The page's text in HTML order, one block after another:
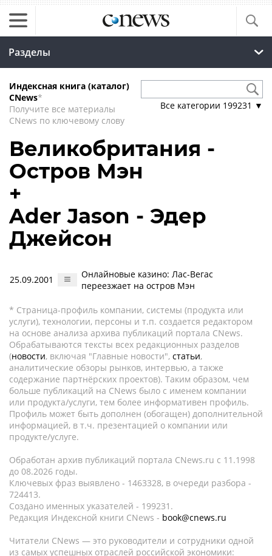
Разделы
Индексная книга (каталог)
CNews*
Получите все материалы
CNews по ключевому слову
Все категории 199231 ▼
Великобритания -
Остров Мэн
+
Ader Jason - Эдер
Джейсон
25.09.2001
Онлайновые казино: Лас-Вегас
переезжает на остров Мэн
* Страница-профиль компании, системы (продукта или
услуги), технологии, персоны и т.п. создается редактором
на основе анализа архива публикаций портала CNews.
Обрабатываются тексты всех редакционных разделов
(новости, включая "Главные новости", статьи,
аналитические обзоры рынков, интервью, а также
содержание партнёрских проектов). Таким образом, чем
больше публикаций на CNews было с именем компании
или продукта/услуги, тем более информативен профиль.
Профиль может быть дополнен (обогащен) дополнительной
информацией, в т.ч. презентацией о компании или
продукте/услуге.
Обработан архив публикаций портала CNews.ru c 11.1998
до 08.2026 годы.
Ключевых фраз выявлено - 1463328, в очереди разбора -
724413.
Создано именных указателей - 199231.
Редакция Индексной книги CNews - book@cnews.ru
Читатели CNews — это руководители и сотрудники одной
из самых успешных отраслей российской экономики: